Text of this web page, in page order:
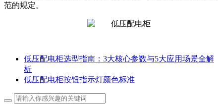
范的规定。
低压配电柜选型指南：3大核心参数与5大应用场景全解
析
低压配电柜按钮指示灯颜色标准